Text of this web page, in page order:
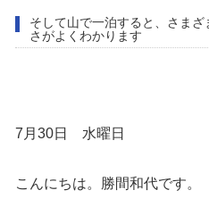
そして山で一泊すると、さま
さがよくわかります
7月30日 水曜日
こんにちは。勝間和代です。